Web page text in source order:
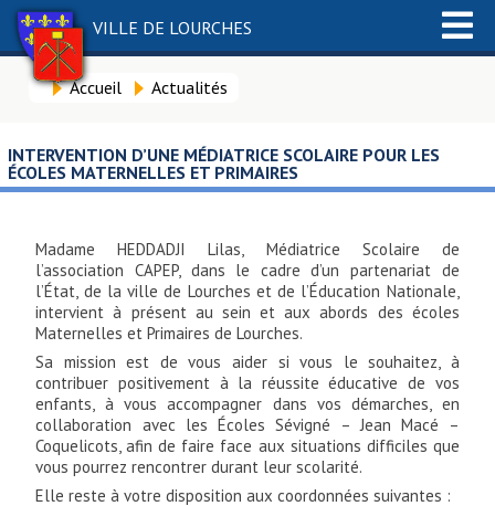
VILLE DE LOURCHES
Accueil Actualités
INTERVENTION D’UNE MÉDIATRICE SCOLAIRE POUR LES
ÉCOLES MATERNELLES ET PRIMAIRES
Madame HEDDADJI Lilas, Médiatrice Scolaire de
l’association CAPEP, dans le cadre d’un partenariat de
l’État, de la ville de Lourches et de l’Éducation Nationale,
intervient à présent au sein et aux abords des écoles
Maternelles et Primaires de Lourches.
Sa mission est de vous aider si vous le souhaitez, à
contribuer positivement à la réussite éducative de vos
enfants, à vous accompagner dans vos démarches, en
collaboration avec les Écoles Sévigné – Jean Macé –
Coquelicots, afin de faire face aux situations difficiles que
vous pourrez rencontrer durant leur scolarité.
Elle reste à votre disposition aux coordonnées suivantes :